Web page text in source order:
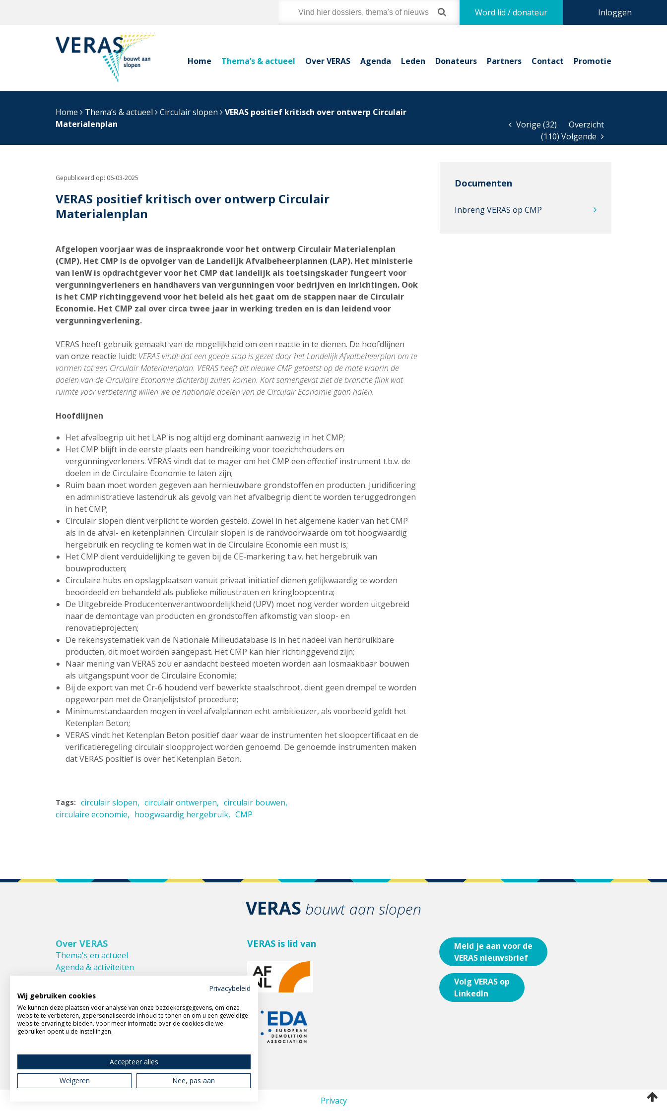
Inloggen
Word lid / donateur
Home Thema’s & actueel Over VERAS Agenda Leden Donateurs Partners Contact Promotie
Home Thema’s & actueel Circulair slopen
VERAS positief kritisch over ontwerp Circulair
Materialenplan
Vorige (32)
Overzicht
(110) Volgende
Gepubliceerd op: 06-03-2025
VERAS positief kritisch over ontwerp Circulair
Materialenplan
Afgelopen voorjaar was de inspraakronde voor het ontwerp Circulair Materialenplan
(CMP). Het CMP is de opvolger van de Landelijk Afvalbeheerplannen (LAP). Het ministerie
van IenW is opdrachtgever voor het CMP dat landelijk als toetsingskader fungeert voor
vergunningverleners en handhavers van vergunningen voor bedrijven en inrichtingen. Ook
is het CMP richtinggevend voor het beleid als het gaat om de stappen naar de Circulair
Economie. Het CMP zal over circa twee jaar in werking treden en is dan leidend voor
vergunningverlening.
VERAS heeft gebruik gemaakt van de mogelijkheid om een reactie in te dienen. De hoofdlijnen
van onze reactie luidt: VERAS vindt dat een goede stap is gezet door het Landelijk Afvalbeheerplan om te
vormen tot een Circulair Materialenplan. VERAS heeft dit nieuwe CMP getoetst op de mate waarin de
doelen van de Circulaire Economie dichterbij zullen komen. Kort samengevat ziet de branche flink wat
ruimte voor verbetering willen we de nationale doelen van de Circulair Economie gaan halen.
Hoofdlijnen
Het afvalbegrip uit het LAP is nog altijd erg dominant aanwezig in het CMP;
Het CMP blijft in de eerste plaats een handreiking voor toezichthouders en
vergunningverleners. VERAS vindt dat te mager om het CMP een effectief instrument t.b.v. de
doelen in de Circulaire Economie te laten zijn;
Ruim baan moet worden gegeven aan hernieuwbare grondstoffen en producten. Juridificering
en administratieve lastendruk als gevolg van het afvalbegrip dient te worden teruggedrongen
in het CMP;
Circulair slopen dient verplicht te worden gesteld. Zowel in het algemene kader van het CMP
als in de afval- en ketenplannen. Circulair slopen is de randvoorwaarde om tot hoogwaardig
hergebruik en recycling te komen wat in de Circulaire Economie een must is;
Het CMP dient verduidelijking te geven bij de CE-markering t.a.v. het hergebruik van
bouwproducten;
Circulaire hubs en opslagplaatsen vanuit privaat initiatief dienen gelijkwaardig te worden
beoordeeld en behandeld als publieke milieustraten en kringloopcentra;
De Uitgebreide Producentenverantwoordelijkheid (UPV) moet nog verder worden uitgebreid
naar de demontage van producten en grondstoffen afkomstig van sloop- en
renovatieprojecten;
De rekensystematiek van de Nationale Milieudatabase is in het nadeel van herbruikbare
producten, dit moet worden aangepast. Het CMP kan hier richtinggevend zijn;
Naar mening van VERAS zou er aandacht besteed moeten worden aan losmaakbaar bouwen
als uitgangspunt voor de Circulaire Economie;
Bij de export van met Cr-6 houdend verf bewerkte staalschroot, dient geen drempel te worden
opgeworpen met de Oranjelijststof procedure;
Minimumstandaarden mogen in veel afvalplannen echt ambitieuzer, als voorbeeld geldt het
Ketenplan Beton;
VERAS vindt het Ketenplan Beton positief daar waar de instrumenten het sloopcertificaat en de
verificatieregeling circulair sloopproject worden genoemd. De genoemde instrumenten maken
dat VERAS positief is over het Ketenplan Beton.
Tags: circulair slopen circulair ontwerpen
circulair bouwen
circulaire economie
hoogwaardig hergebruik CMP
Documenten
Inbreng VERAS op CMP
VERAS bouwt aan slopen
Over VERAS
Thema's en actueel
Agenda & activiteiten
Bestuur & Commissies
Leden van VERAS
Donateurs van VERAS
Huishoudelijk reglement
VERAS is lid van
Meld je aan voor de
VERAS nieuwsbrief
Volg VERAS op
LinkedIn
Privacy
Privacybeleid
Wij gebruiken cookies
We kunnen deze plaatsen voor analyse van onze bezoekersgegevens, om onze
website te verbeteren, gepersonaliseerde inhoud te tonen en om u een geweldige
website-ervaring te bieden. Voor meer informatie over de cookies die we
gebruiken opent u de instellingen.
Accepteer alles
Weigeren
Nee, pas aan